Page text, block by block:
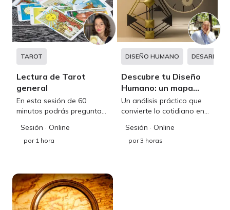
TAROT
Lectura de Tarot
general
En esta sesión de 60
minutos podrás preguntar
de tu vida, diferentes
energías y una guía más
Sesión · Online
por 1 hora
DISEÑO HUMANO
Descubre tu Diseño
Humano: un mapa
claro para vivir con
autenticidad
Un análisis práctico que
convierte lo cotidiano en
oportunidades de
crecimiento
Sesión · Online
por3 horas